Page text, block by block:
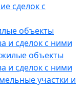
сделок с
объекты
и сделок с ними
объекты
и сделок с ними
участки и